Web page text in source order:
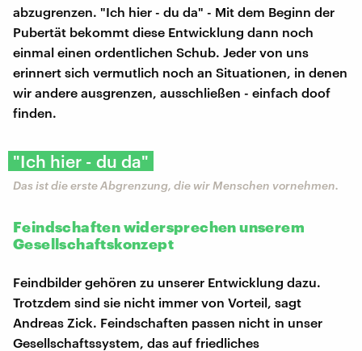
abzugrenzen. "Ich hier - du da" - Mit dem Beginn der
Pubertät bekommt diese Entwicklung dann noch
einmal einen ordentlichen Schub. Jeder von uns
erinnert sich vermutlich noch an Situationen, in denen
wir andere ausgrenzen, ausschließen - einfach doof
finden.
"Ich hier - du da"
Das ist die erste Abgrenzung, die wir Menschen vornehmen.
Feindschaften widersprechen unserem
Gesellschaftskonzept
Feindbilder gehören zu unserer Entwicklung dazu.
Trotzdem sind sie nicht immer von Vorteil, sagt
Andreas Zick. Feindschaften passen nicht in unser
Gesellschaftssystem, das auf friedliches